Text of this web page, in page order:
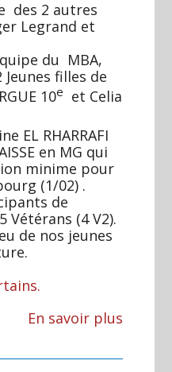
des 2 autres
Legrand et
du MBA,
filles de
10e et Celia
EL RHARRAFI
en MG qui
minime pour
(1/02) .
de
(4 V2).
de nos jeunes
En savoir plus